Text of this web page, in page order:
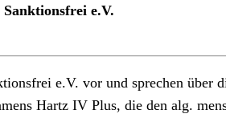
e.V.
e.V. vor und sprechen über
Hartz IV Plus, die den alg.